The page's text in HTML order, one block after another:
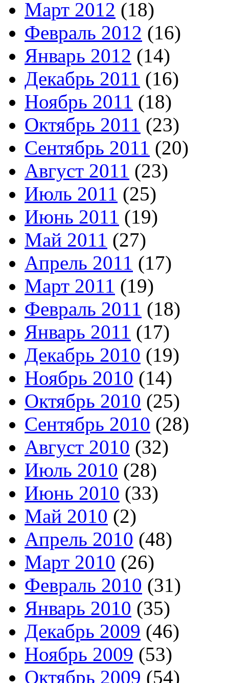
Март 2012 (18)
Февраль 2012 (16)
Январь 2012 (14)
Декабрь 2011 (16)
Ноябрь 2011 (18)
Октябрь 2011 (23)
Сентябрь 2011 (20)
Август 2011 (23)
Июль 2011 (25)
Июнь 2011 (19)
Май 2011 (27)
Апрель 2011 (17)
Март 2011 (19)
Февраль 2011 (18)
Январь 2011 (17)
Декабрь 2010 (19)
Ноябрь 2010 (14)
Октябрь 2010 (25)
Сентябрь 2010 (28)
Август 2010 (32)
Июль 2010 (28)
Июнь 2010 (33)
Май 2010 (2)
Апрель 2010 (48)
Март 2010 (26)
Февраль 2010 (31)
Январь 2010 (35)
Декабрь 2009 (46)
Ноябрь 2009 (53)
Октябрь 2009 (54)